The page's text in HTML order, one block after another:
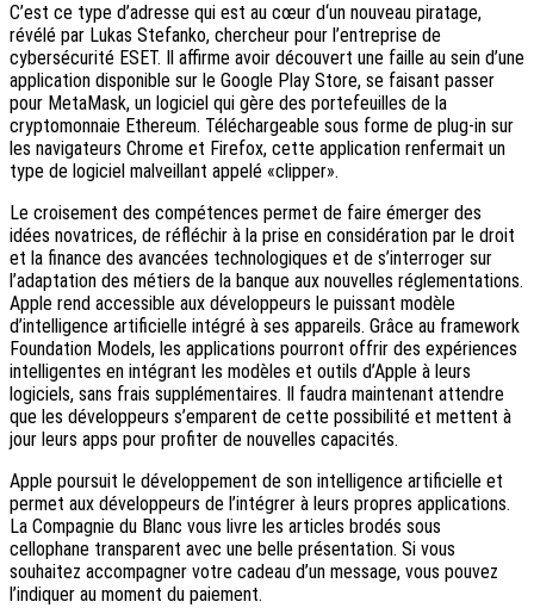
C’est ce type d’adresse qui est au cœur d‘un nouveau piratage,
révélé par Lukas Stefanko, chercheur pour l’entreprise de
cybersécurité ESET. Il affirme avoir découvert une faille au sein d’une
application disponible sur le Google Play Store, se faisant passer
pour MetaMask, un logiciel qui gère des portefeuilles de la
cryptomonnaie Ethereum. Téléchargeable sous forme de plug-in sur
les navigateurs Chrome et Firefox, cette application renfermait un
type de logiciel malveillant appelé «clipper».
Le croisement des compétences permet de faire émerger des
idées novatrices, de réfléchir à la prise en considération par le droit
et la finance des avancées technologiques et de s’interroger sur
l’adaptation des métiers de la banque aux nouvelles réglementations.
Apple rend accessible aux développeurs le puissant modèle
d’intelligence artificielle intégré à ses appareils. Grâce au framework
Foundation Models, les applications pourront offrir des expériences
intelligentes en intégrant les modèles et outils d’Apple à leurs
logiciels, sans frais supplémentaires. Il faudra maintenant attendre
que les développeurs s’emparent de cette possibilité et mettent à
jour leurs apps pour profiter de nouvelles capacités.
Apple poursuit le développement de son intelligence artificielle et
permet aux développeurs de l’intégrer à leurs propres applications.
La Compagnie du Blanc vous livre les articles brodés sous
cellophane transparent avec une belle présentation. Si vous
souhaitez accompagner votre cadeau d’un message, vous pouvez
l’indiquer au moment du paiement.